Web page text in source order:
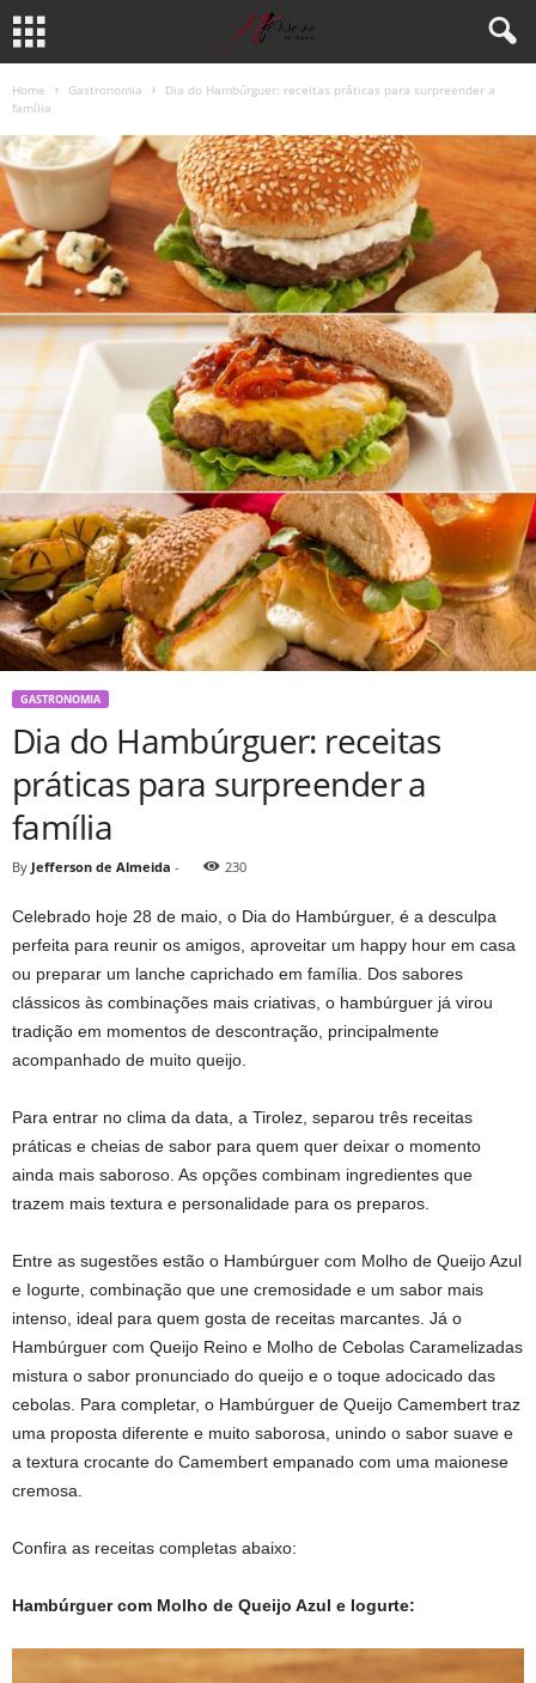
Home Gastronomia
Dia do Hambúrguer: receitas práticas para surpreender a
família
GASTRONOMIA
Dia do Hambúrguer: receitas
práticas para surpreender a
família
By Jefferson de Almeida - 230
Celebrado hoje 28 de maio, o Dia do Hambúrguer, é a desculpa
perfeita para reunir os amigos, aproveitar um happy hour em casa
ou preparar um lanche caprichado em família. Dos sabores
clássicos às combinações mais criativas, o hambúrguer já virou
tradição em momentos de descontração, principalmente
acompanhado de muito queijo.
Para entrar no clima da data, a Tirolez, separou três receitas
práticas e cheias de sabor para quem quer deixar o momento
ainda mais saboroso. As opções combinam ingredientes que
trazem mais textura e personalidade para os preparos.
Entre as sugestões estão o Hambúrguer com Molho de Queijo Azul
e Iogurte, combinação que une cremosidade e um sabor mais
intenso, ideal para quem gosta de receitas marcantes. Já o
Hambúrguer com Queijo Reino e Molho de Cebolas Caramelizadas
mistura o sabor pronunciado do queijo e o toque adocicado das
cebolas. Para completar, o Hambúrguer de Queijo Camembert traz
uma proposta diferente e muito saborosa, unindo o sabor suave e
a textura crocante do Camembert empanado com uma maionese
cremosa.
Confira as receitas completas abaixo:
Hambúrguer com Molho de Queijo Azul e Iogurte: